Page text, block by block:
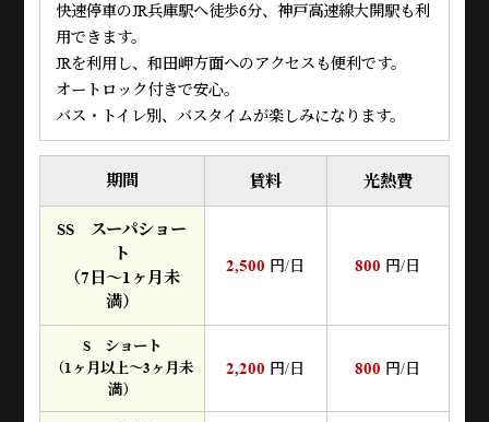
快速停車のJR兵庫駅へ徒歩6分、神戸高速線大開駅も利
用できます。
JRを利用し、和田岬方面へのアクセスも便利です。
オートロック付きで安心。
バス・トイレ別、バスタイムが楽しみになります。
期間 賃料 光熱費
SS スーパショー
ト
（7日～1ヶ月未
満）
2,500 円/日 800 円/日
S ショート
（1ヶ月以上～3ヶ月未
満）
2,200 円/日 800 円/日